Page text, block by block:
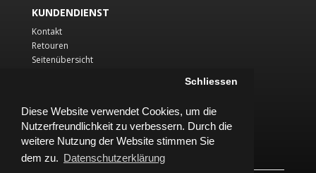
Diese Website verwendet Cookies, um die
Nutzerfreundlichkeit zu verbessern. Durch die
weitere Nutzung der Website stimmen Sie
dem zu. Datenschutzerklärung
Schliessen
KUNDENDIENST
Kontakt
Retouren
Seitenübersicht
Auftragsverlauf
Wunschliste
Newsletter